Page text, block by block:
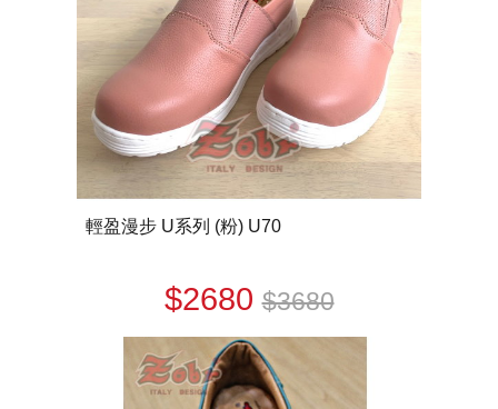
輕盈漫步 U系列 (粉) U70
$2680$3680